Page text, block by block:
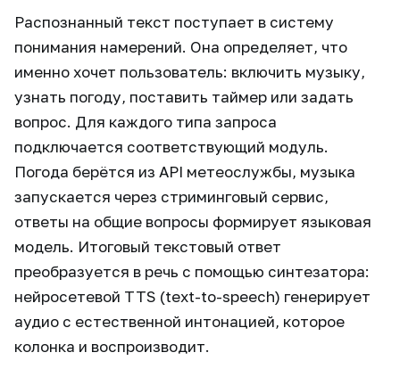
Распознанный текст поступает в систему
понимания намерений. Она определяет, что
именно хочет пользователь: включить музыку,
узнать погоду, поставить таймер или задать
вопрос. Для каждого типа запроса
подключается соответствующий модуль.
Погода берётся из API метеослужбы, музыка
запускается через стриминговый сервис,
ответы на общие вопросы формирует языковая
модель. Итоговый текстовый ответ
преобразуется в речь с помощью синтезатора:
нейросетевой TTS (text-to-speech) генерирует
аудио с естественной интонацией, которое
колонка и воспроизводит.